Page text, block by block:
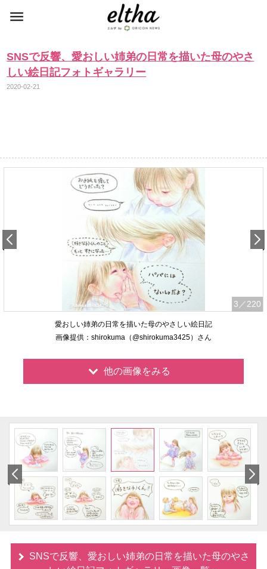
SNSで反響、愛おしい姉弟の日常を描いた母のやさ
しい絵日記フォトギャラリー
2020-02-21
3 ／220
愛おしい姉弟の日常を描いた母のやさしい絵日記
画像提供：shirokuma（@shirokuma3425）さん
他の画像をみる
SNSで反響、愛おしい姉弟の日常を描いた母のやさ